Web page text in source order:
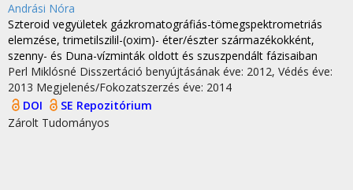
Andrási Nóra
Szteroid vegyületek gázkromatográfiás-tömegspektrometriás
elemzése, trimetilszilil-(oxim)- éter/észter származékokként,
szenny- és Duna-vízminták oldott és szuszpendált fázisaiban
Perl Miklósné Disszertáció benyújtásának éve: 2012, Védés éve:
2013 Megjelenés/Fokozatszerzés éve: 2014
DOI
SE Repozitórium
Zárolt Tudományos